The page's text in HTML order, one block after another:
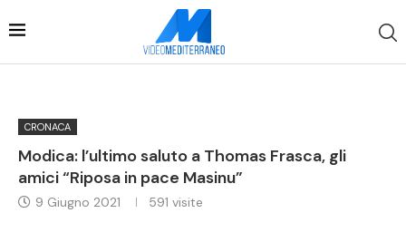
CRONACA
Modica: l’ultimo saluto a Thomas Frasca, gli
amici “Riposa in pace Masinu”
9 Giugno 2021 591 visite